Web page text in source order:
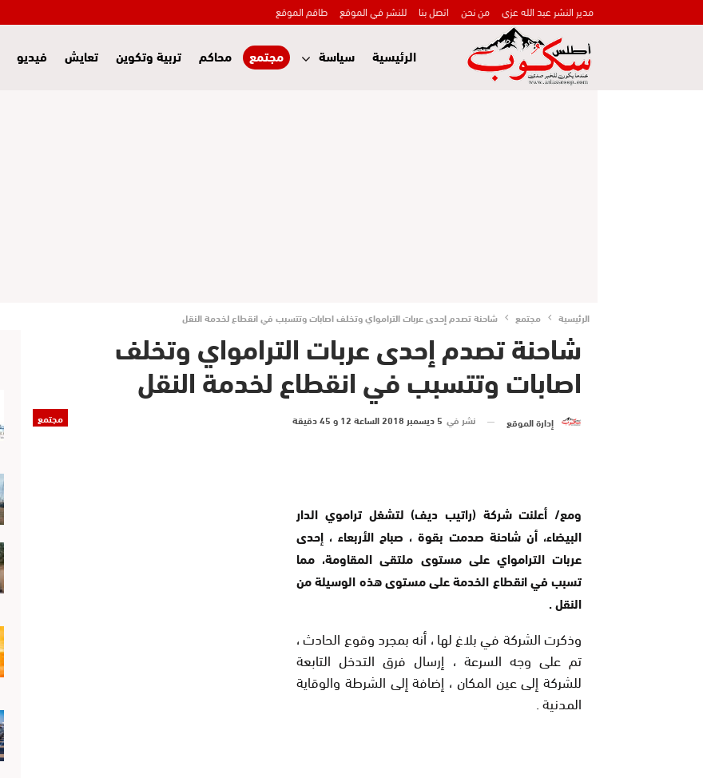
مدير النشر عبد الله عزي من نحن اتصل بنا للنشر في الموقع طاقم الموقع
الرئيسية سياسة مجتمع محاكم تربية وتكوين تعايش فيديو
الرئيسية مجتمع شاحنة تصدم إحدى عربات الترامواي وتخلف اصابات وتتسبب في انقطاع لخدمة النقل
شاحنة تصدم إحدى عربات الترامواي وتخلف
اصابات وتتسبب في انقطاع لخدمة النقل
مجتمع إدارة الموقع نشر في 5 ديسمبر 2018 الساعة 12 و 45 دقيقة
ومع/ أعلنت شركة (راتيب ديف) لتشغل تراموي الدار
البيضاء، أن شاحنة صدمت بقوة ، صباح الأربعاء ، إحدى
عربات الترامواي على مستوى ملتقى المقاومة، مما
تسبب في انقطاع الخدمة على مستوى هذه الوسيلة من
النقل .
وذكرت الشركة في بلاغ لها ، أنه بمجرد وقوع الحادث ،
تم على وجه السرعة ، إرسال فرق التدخل التابعة
للشركة إلى عين المكان ، إضافة إلى الشرطة والوقاية
المدنية .